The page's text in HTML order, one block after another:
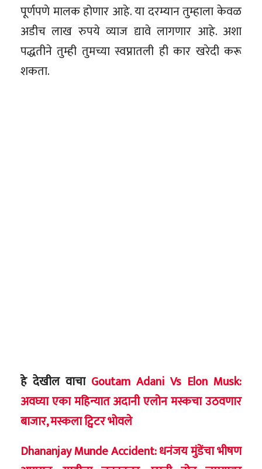
पूर्णपणे मालक होणार आहे. या दरम्यान तुम्हाला केवळ
अडीच लाख रुपये व्याज द्यावे लागणार आहे. अशा
पद्धतीने तुम्ही तुमच्या स्वप्नातली ही कार खरेदी करू
शकता.
हे देखील वाचा Goutam Adani Vs Elon Musk:
अवघ्या एका महिन्यात अदानी एलोन मस्कचा उठवणार
बाजार, मस्कला ट्विटर भोवले
Dhananjay Munde Accident: धनंजय मुंडेंचा भीषण